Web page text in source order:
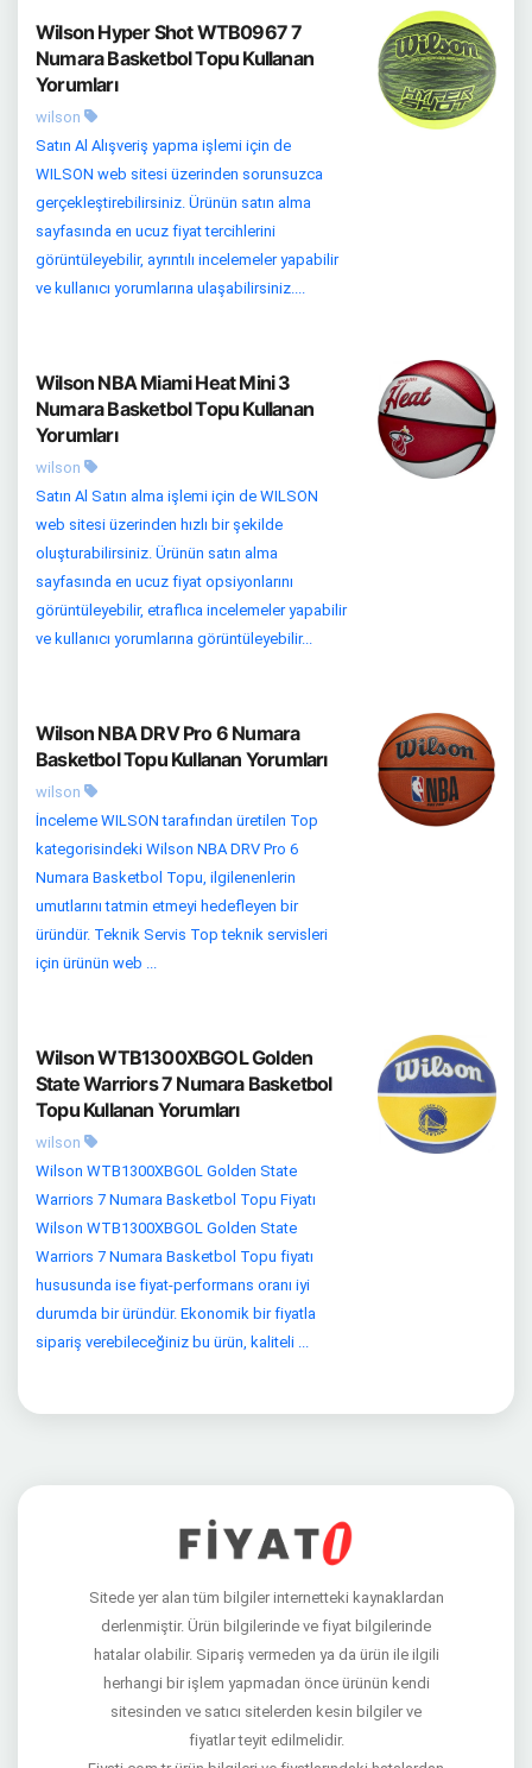
Wilson Hyper Shot WTB0967 7
Numara Basketbol Topu Kullanan
Yorumları
wilson
Satın Al Alışveriş yapma işlemi için de
WILSON web sitesi üzerinden sorunsuzca
gerçekleştirebilirsiniz. Ürünün satın alma
sayfasında en ucuz fiyat tercihlerini
görüntüleyebilir, ayrıntılı incelemeler yapabilir
ve kullanıcı yorumlarına ulaşabilirsiniz....
Wilson NBA Miami Heat Mini 3
Numara Basketbol Topu Kullanan
Yorumları
wilson
Satın Al Satın alma işlemi için de WILSON
web sitesi üzerinden hızlı bir şekilde
oluşturabilirsiniz. Ürünün satın alma
sayfasında en ucuz fiyat opsiyonlarını
görüntüleyebilir, etraflıca incelemeler yapabilir
ve kullanıcı yorumlarına görüntüleyebilir...
Wilson NBA DRV Pro 6 Numara
Basketbol Topu Kullanan Yorumları
wilson
İnceleme WILSON tarafından üretilen Top
kategorisindeki Wilson NBA DRV Pro 6
Numara Basketbol Topu, ilgilenenlerin
umutlarını tatmin etmeyi hedefleyen bir
üründür. Teknik Servis Top teknik servisleri
için ürünün web ...
Wilson WTB1300XBGOL Golden
State Warriors 7 Numara Basketbol
Topu Kullanan Yorumları
wilson
Wilson WTB1300XBGOL Golden State
Warriors 7 Numara Basketbol Topu Fiyatı
Wilson WTB1300XBGOL Golden State
Warriors 7 Numara Basketbol Topu fiyatı
hususunda ise fiyat-performans oranı iyi
durumda bir üründür. Ekonomik bir fiyatla
sipariş verebileceğiniz bu ürün, kaliteli ...
Sitede yer alan tüm bilgiler internetteki kaynaklardan
derlenmiştir. Ürün bilgilerinde ve fiyat bilgilerinde
hatalar olabilir. Sipariş vermeden ya da ürün ile ilgili
herhangi bir işlem yapmadan önce ürünün kendi
sitesinden ve satıcı sitelerden kesin bilgiler ve
fiyatlar teyit edilmelidir.